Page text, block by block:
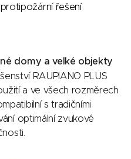
řešení
domy a velké objekty
RAUPIANO PLUS
a ve všech rozměrech
s tradičními
optimální zvukové